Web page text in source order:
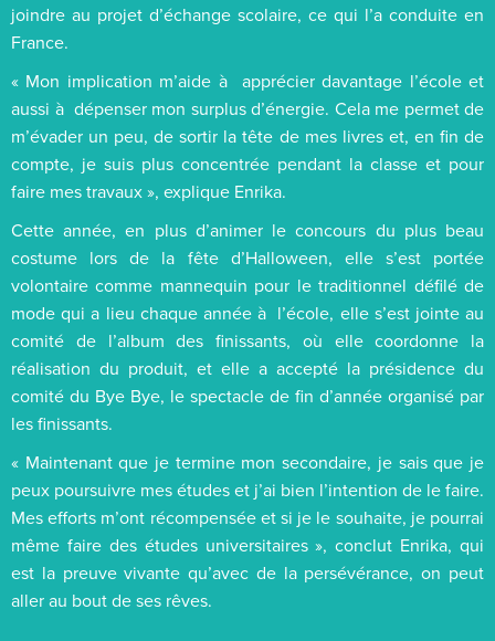
joindre au projet d’échange scolaire, ce qui l’a conduite en
France.
« Mon implication m’aide à apprécier davantage l’école et
aussi à dépenser mon surplus d’énergie. Cela me permet de
m’évader un peu, de sortir la tête de mes livres et, en fin de
compte, je suis plus concentrée pendant la classe et pour
faire mes travaux », explique Enrika.
Cette année, en plus d’animer le concours du plus beau
costume lors de la fête d’Halloween, elle s’est portée
volontaire comme mannequin pour le traditionnel défilé de
mode qui a lieu chaque année à l’école, elle s’est jointe au
comité de l’album des finissants, où elle coordonne la
réalisation du produit, et elle a accepté la présidence du
comité du Bye Bye, le spectacle de fin d’année organisé par
les finissants.
« Maintenant que je termine mon secondaire, je sais que je
peux poursuivre mes études et j’ai bien l’intention de le faire.
Mes efforts m’ont récompensée et si je le souhaite, je pourrai
même faire des études universitaires », conclut Enrika, qui
est la preuve vivante qu’avec de la persévérance, on peut
aller au bout de ses rêves.